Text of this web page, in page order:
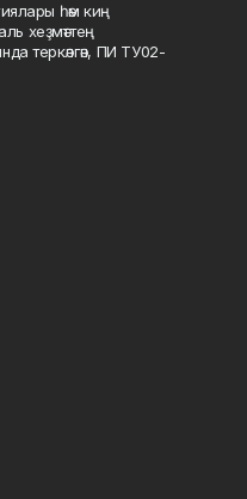
һәм киң
хеҙмәттең
теркәлгән, ПИ ТУ02-